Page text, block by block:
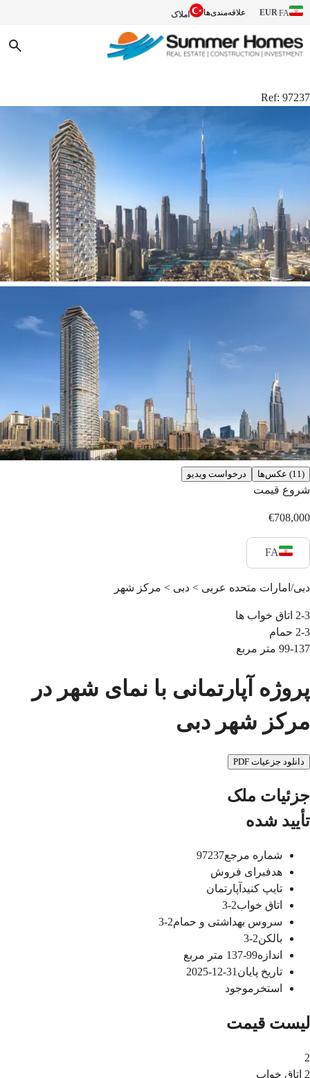
FA
EUR علاقه‌مندی‌ها املاک
Ref: 97237
(11) عکس‌ها درخواست ویدیو
شروع قیمت
€708,000
FA
دبی/امارات متحده عربی > دبی > مرکز شهر
2-3 اتاق خواب ها
2-3 حمام
99-137 متر مربع
پروژه آپارتمانی با نمای شهر در
مرکز شهر دبی
دانلود جزعیات PDF
جزئیات ملک
تأیید شده
شماره مرجع97237
هدفبرای فروش
تایپ کنید آپارتمان
اتاق خواب2-3
سروس بهداشتی و حمام2-3
بالکن2-3
اندازه99-137
متر مربع
تاریخ پایان 31-12-2025
استخر موجود
لیست قیمت
2
2 اتاق خواب